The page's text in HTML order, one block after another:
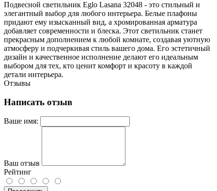
Подвесной светильник Eglo Lasana 32048 - это стильный и
элегантный выбор для любого интерьера. Белые плафоны
придают ему изысканный вид, а хромированная арматура
добавляет современности и блеска. Этот светильник станет
прекрасным дополнением к любой комнате, создавая уютную
атмосферу и подчеркивая стиль вашего дома. Его эстетичный
дизайн и качественное исполнение делают его идеальным
выбором для тех, кто ценит комфорт и красоту в каждой
детали интерьера.
Отзывы
Написать отзыв
Ваше имя:
Ваш отзыв
Рейтинг